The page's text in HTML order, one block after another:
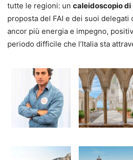
tutte le regioni: un caleidoscopio
proposta del FAI e dei suoi delegati
ancor più energia e impegno,
periodo difficile che l’Italia sta